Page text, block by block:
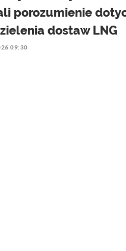
porozumienie
dostaw LNG
09:30